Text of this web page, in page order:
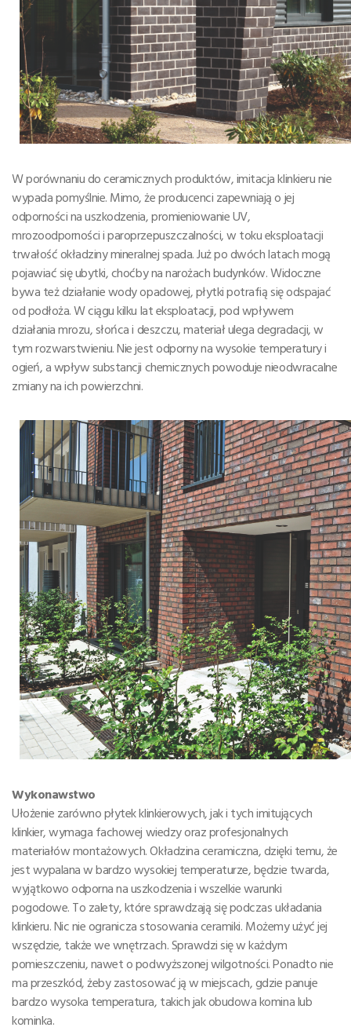
W porównaniu do ceramicznych produktów, imitacja klinkieru nie
wypada pomyślnie. Mimo, że producenci zapewniają o jej
odporności na uszkodzenia, promieniowanie UV,
mrozoodporności i paroprzepuszczalności, w toku eksploatacji
trwałość okładziny mineralnej spada. Już po dwóch latach mogą
pojawiać się ubytki, choćby na narożach budynków. Widoczne
bywa też działanie wody opadowej, płytki potrafią się odspajać
od podłoża. W ciągu kilku lat eksploatacji, pod wpływem
działania mrozu, słońca i deszczu, materiał ulega degradacji, w
tym rozwarstwieniu. Nie jest odporny na wysokie temperatury i
ogień, a wpływ substancji chemicznych powoduje nieodwracalne
zmiany na ich powierzchni.
Wykonawstwo
Ułożenie zarówno płytek klinkierowych, jak i tych imitujących
klinkier, wymaga fachowej wiedzy oraz profesjonalnych
materiałów montażowych. Okładzina ceramiczna, dzięki temu, że
jest wypalana w bardzo wysokiej temperaturze, będzie twarda,
wyjątkowo odporna na uszkodzenia i wszelkie warunki
pogodowe. To zalety, które sprawdzają się podczas układania
klinkieru. Nic nie ogranicza stosowania ceramiki. Możemy użyć jej
wszędzie, także we wnętrzach. Sprawdzi się w każdym
pomieszczeniu, nawet o podwyższonej wilgotności. Ponadto nie
ma przeszkód, żeby zastosować ją w miejscach, gdzie panuje
bardzo wysoka temperatura, takich jak obudowa komina lub
kominka.